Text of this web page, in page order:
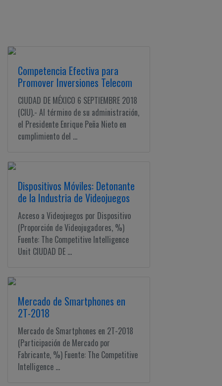
Competencia Efectiva para
Promover Inversiones Telecom
CIUDAD DE MÉXICO 6 SEPTIEMBRE 2018
(CIU).- Al término de su administración,
el Presidente Enrique Peña Nieto en
cumplimiento del ...
Dispositivos Móviles: Detonante
de la Industria de Videojuegos
Acceso a Videojuegos por Dispositivo
(Proporción de Videojugadores, %)
Fuente: The Competitive Intelligence
Unit CIUDAD DE ...
Mercado de Smartphones en
2T-2018
Mercado de Smartphones en 2T-2018
(Participación de Mercado por
Fabricante, %) Fuente: The Competitive
Intelligence ...